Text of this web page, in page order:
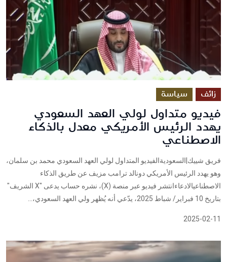
زائف سياسة
فيديو متداول لولي العهد السعودي
يهدد الرئيس الأمريكي معدل بالذكاء
الاصطناعي
فريق شييك|السعوديةالفيديو المتداول لولي العهد السعودي محمد بن سلمان،
وهو يهدد الرئيس الأمريكي دونالد ترامب مزيف عن طريق الذكاء
الاصطناعيالادعاءانتشر فيديو عبر منصة (X)، نشره حساب يدعى "X الشريف"
بتاريخ 10 فبراير/ شباط 2025، يدّعي أنه يُظهر ولي العهد السعودي،...
2025-02-11